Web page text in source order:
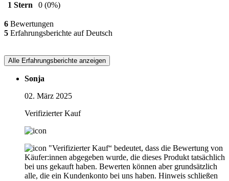
1 Stern
0 (0%)
6 Bewertungen
5 Erfahrungsberichte auf Deutsch
Alle Erfahrungsberichte anzeigen
Sonja
02. März 2025
Verifizierter Kauf
"Verifizierter Kauf“ bedeutet, dass die Bewertung von
Käufer:innen abgegeben wurde, die dieses Produkt tatsächlich
bei uns gekauft haben. Bewerten können aber grundsätzlich
alle, die ein Kundenkonto bei uns haben. Hinweis schließen